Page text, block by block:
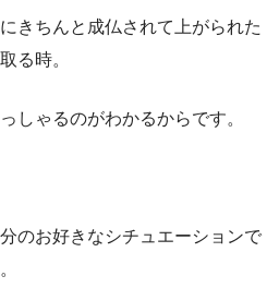
きちんと成仏されて上がられた
る時。
しゃるのがわかるからです。
のお好きなシチュエーションで